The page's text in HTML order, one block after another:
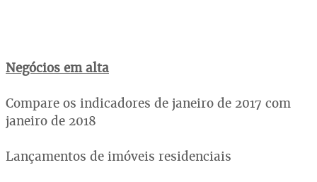
Negócios em alta
Compare os indicadores de janeiro de 2017 com
janeiro de 2018
Lançamentos de imóveis residenciais